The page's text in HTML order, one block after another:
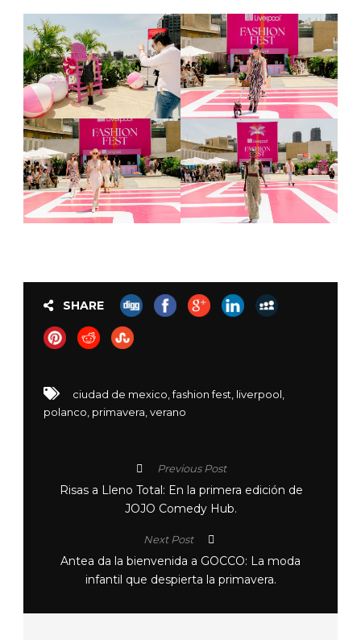
SHARE
ciudad de mexico fashion fest liverpool
polanco primavera verano
Previous Post
Risas a Lleno Total: En la primera edición de
JOJO Comedy Hub.
Next Post
Antea da la bienvenida a GOCCO: La moda
infantil que despierta la primavera.